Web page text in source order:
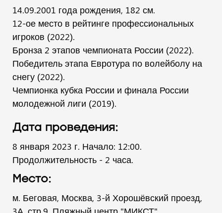
14.09.2001 года рождения, 182 см.
12-ое место в рейтинге профессиональных
игроков (2022).
Бронза 2 этапов чемпионата России (2022).
Победитель этапа Евротура по волейболу на
снегу (2022).
Чемпионка кубка России и финала России
молодежной лиги (2019).
Дата проведения:
8 января 2023 г. Начало: 12:00.
Продолжительность - 2 часа.
Место:
м. Беговая, Москва, 3-й Хорошёвский проезд,